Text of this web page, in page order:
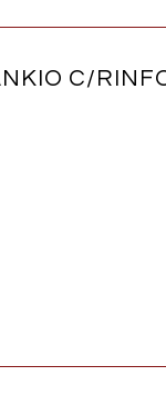
C/